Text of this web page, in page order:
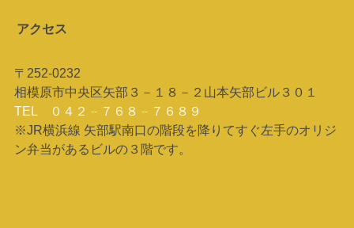
アクセス
〒252-0232
相模原市中央区矢部３－１８－２山本矢部ビル３０１
TEL ０４２－７６８－７６８９
※JR横浜線 矢部駅南口の階段を降りてすぐ左手のオリジ
ン弁当があるビルの３階です。